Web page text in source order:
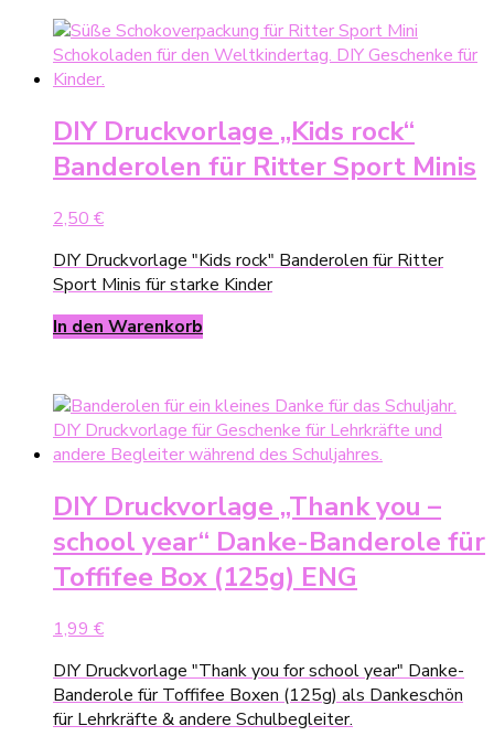
DIY Druckvorlage „Kids rock“
Banderolen für Ritter Sport Minis
2,50 €
DIY Druckvorlage "Kids rock" Banderolen für Ritter
Sport Minis für starke Kinder
In den Warenkorb
DIY Druckvorlage „Thank you –
school year“ Danke-Banderole für
Toffifee Box (125g) ENG
1,99 €
DIY Druckvorlage "Thank you for school year" Danke-
Banderole für Toffifee Boxen (125g) als Dankeschön
für Lehrkräfte & andere Schulbegleiter.